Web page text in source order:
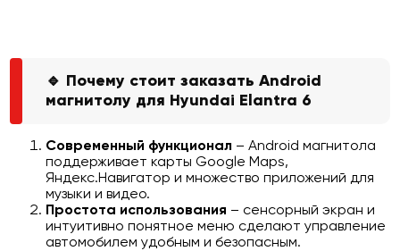
🔹 Почему стоит заказать Android
магнитолу для Hyundai Elantra 6
Современный функционал – Android магнитола
поддерживает карты Google Maps,
Яндекс.Навигатор и множество приложений для
музыки и видео.
Простота использования – сенсорный экран и
интуитивно понятное меню сделают управление
автомобилем удобным и безопасным.